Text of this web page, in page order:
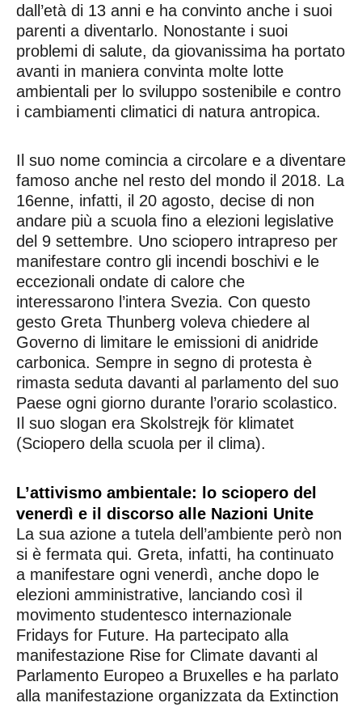
dall’età di 13 anni e ha convinto anche i suoi
parenti a diventarlo. Nonostante i suoi
problemi di salute, da giovanissima ha portato
avanti in maniera convinta molte lotte
ambientali per lo sviluppo sostenibile e contro
i cambiamenti climatici di natura antropica.
Il suo nome comincia a circolare e a diventare
famoso anche nel resto del mondo il 2018. La
16enne, infatti, il 20 agosto, decise di non
andare più a scuola fino a elezioni legislative
del 9 settembre. Uno sciopero intrapreso per
manifestare contro gli incendi boschivi e le
eccezionali ondate di calore che
interessarono l’intera Svezia. Con questo
gesto Greta Thunberg voleva chiedere al
Governo di limitare le emissioni di anidride
carbonica. Sempre in segno di protesta è
rimasta seduta davanti al parlamento del suo
Paese ogni giorno durante l’orario scolastico.
Il suo slogan era Skolstrejk för klimatet
(Sciopero della scuola per il clima).
L’attivismo ambientale: lo sciopero del
venerdì e il discorso alle Nazioni Unite
La sua azione a tutela dell’ambiente però non
si è fermata qui. Greta, infatti, ha continuato
a manifestare ogni venerdì, anche dopo le
elezioni amministrative, lanciando così il
movimento studentesco internazionale
Fridays for Future. Ha partecipato alla
manifestazione Rise for Climate davanti al
Parlamento Europeo a Bruxelles e ha parlato
alla manifestazione organizzata da Extinction